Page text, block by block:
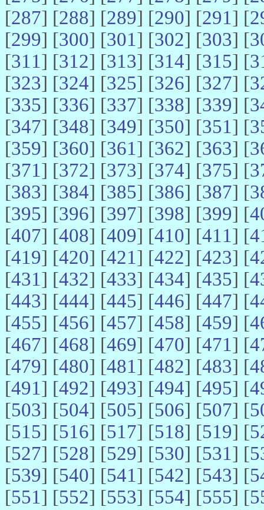
[287] [288] [289] [290] [291] [
[299] [300] [301] [302] [303] [
[311] [312] [313] [314] [315] [
[323] [324] [325] [326] [327] [
[335] [336] [337] [338] [339] [
[347] [348] [349] [350] [351] [
[359] [360] [361] [362] [363] [
[371] [372] [373] [374] [375] [
[383] [384] [385] [386] [387] [
[395] [396] [397] [398] [399] [
[407] [408] [409] [410] [411] [
[419] [420] [421] [422] [423] [
[431] [432] [433] [434] [435] [
[443] [444] [445] [446] [447] [
[455] [456] [457] [458] [459] [
[467] [468] [469] [470] [471] [
[479] [480] [481] [482] [483] [
[491] [492] [493] [494] [495] [
[503] [504] [505] [506] [507] [
[515] [516] [517] [518] [519] [
[527] [528] [529] [530] [531] [
[539] [540] [541] [542] [543] [
[551] [552] [553] [554] [555] [